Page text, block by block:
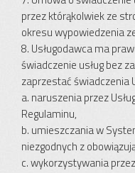
przez którąkolwiek ze
okresu wypowiedzenia
8. Usługodawca ma
świadczenie usług bez
zaprzestać świadczenia
a. naruszenia przez
Regulaminu,
b. umieszczania w
niezgodnych z
c. wykorzystywania